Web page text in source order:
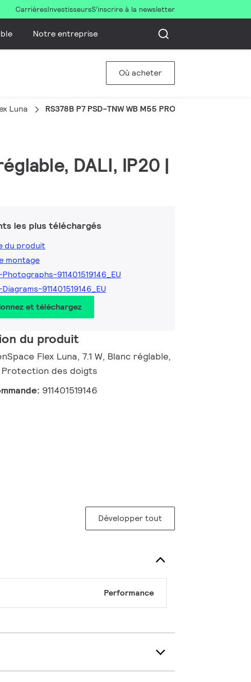
CarrièresInvestisseursS’inscrire à la newsletter
Notre entreprise
Où acheter
Luna RS378B P7 PSD-TNW WB M55 PRO
DALI, IP20 |
les plus téléchargés
du produit
montage
911401519146_EU
911401519146_EU
et téléchargez
du produit
Flex Luna, 7.1 W, Blanc réglable,
Protection des doigts
911401519146
Développer tout
Performance